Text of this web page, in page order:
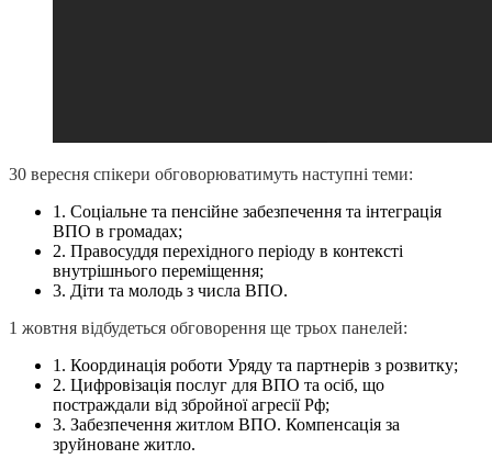
30 вересня спікери обговорюватимуть наступні теми:
1. Соціальне та пенсійне забезпечення та інтеграція
ВПО в громадах;
2. Правосуддя перехідного періоду в контексті
внутрішнього переміщення;
3. Діти та молодь з числа ВПО.
1 жовтня відбудеться обговорення ще трьох панелей:
1. Координація роботи Уряду та партнерів з розвитку;
2. Цифровізація послуг для ВПО та осіб, що
постраждали від збройної агресії Рф;
3. Забезпечення житлом ВПО. Компенсація за
зруйноване житло.